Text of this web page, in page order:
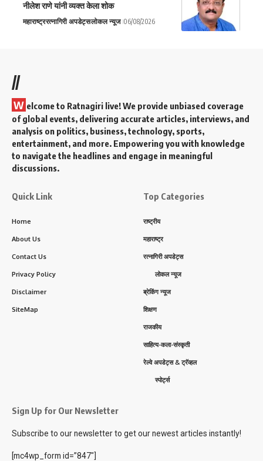
नीलेश राणे यांनी व्यक्त केला शोक
महाराष्ट्ररत्नागिरी अपडेट्सलोकल न्यूज 06/08/2026
//
W elcome to Ratnagiri live! We provide unbiased coverage
of global events, delivering accurate articles, interviews, and
analysis on politics, business, technology, sports,
entertainment, and more. Empowering you with knowledge
to navigate the headlines and engage in meaningful
discussions.
Quick Link
Home
About Us
Contact Us
Privacy Policy
Disclaimer
SiteMap
Top Categories
राष्ट्रीय
महाराष्ट्र
रत्नागिरी अपडेट्स
लोकल न्यूज
ब्रेकिंग न्यूज
शिक्षण
राजकीय
साहित्य-कला-संस्कृती
रेल्वे अपडेट्स & ट्रॅव्हल
स्पोर्ट्स
Sign Up for Our Newsletter
Subscribe to our newsletter to get our newest articles instantly!
[mc4wp_form id=”847″]